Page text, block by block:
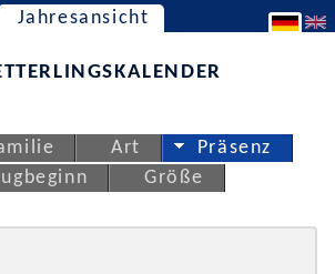
Jahresansicht
Art
Präsenz
Größe